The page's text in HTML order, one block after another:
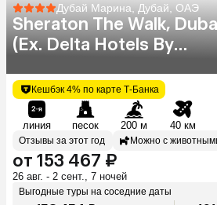
Дубай Марина, Дубай, ОАЭ
Sheraton The Walk,
(Ex. Delta Hotels By
Кешбэк 4% по карте Т-Банка
линия песок 200 м 40 км
Отзывы за этот год Можно с
от 153 467 ₽
26 авг. - 2 сент., 7 ночей
Выгодные туры на соседние даты